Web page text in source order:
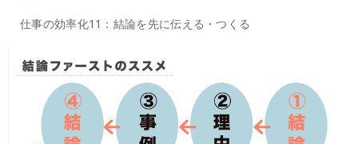
仕事の効率化11：結論を先に伝える・つくる